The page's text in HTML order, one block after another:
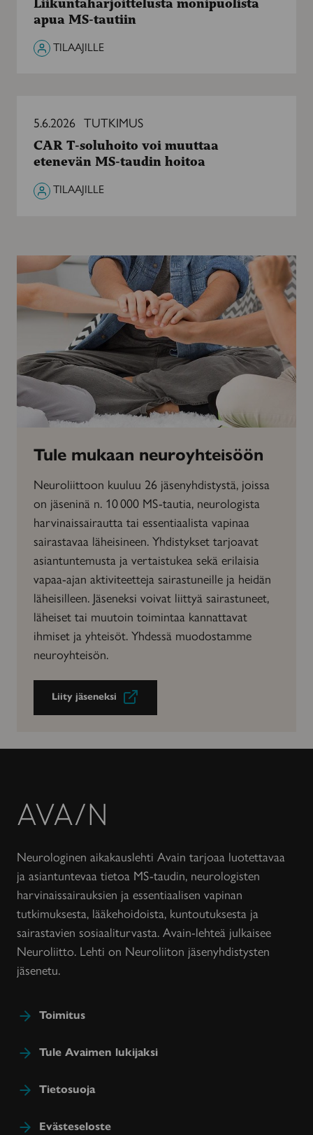
MS-
tautiin
apua MS-tautiin
TILAAJILLE
soluhoito
muuttaa
etenevän
5.6.2026 TUTKIMUS
CAR T-soluhoito voi muuttaa
etenevän MS-taudin hoitoa
TILAAJILLE
Tule mukaan neuroyhteisöön
Neuroliittoon kuuluu 26 jäsenyhdistystä, joissa
on jäseninä n. 10 000 MS-tautia, neurologista
harvinaissairautta tai essentiaalista vapinaa
sairastavaa läheisineen. Yhdistykset tarjoavat
asiantuntemusta ja vertaistukea sekä erilaisia
vapaa-ajan aktiviteetteja sairastuneille ja heidän
läheisilleen. Jäseneksi voivat liittyä sairastuneet,
läheiset tai muutoin toimintaa kannattavat
ihmiset ja yhteisöt. Yhdessä muodostamme
neuroyhteisön.
Liity jäseneksi
Avain-
lehti
Neurologinen aikakauslehti Avain tarjoaa luotettavaa
ja asiantuntevaa tietoa MS-taudin, neurologisten
harvinaissairauksien ja essentiaalisen vapinan
tutkimuksesta, lääkehoidoista, kuntoutuksesta ja
sairastavien sosiaaliturvasta. Avain-lehteä julkaisee
Neuroliitto. Lehti on Neuroliiton jäsenyhdistysten
jäsenetu.
Toimitus
Tule Avaimen lukijaksi
Tietosuoja
Evästeseloste